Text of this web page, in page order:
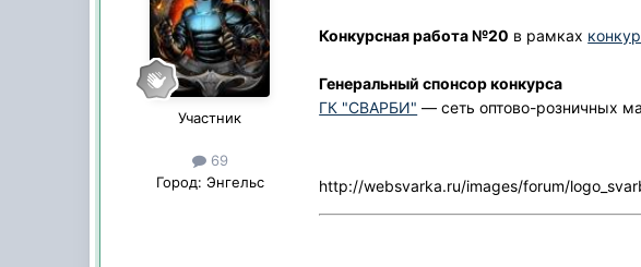
Участник
69
Город: Энгельс
Конкурсная работа №20 в рамках
Генеральный спонсор конкурса
ГК "СВАРБИ" — сеть оптово-розничных
http://websvarka.ru/images/forum/